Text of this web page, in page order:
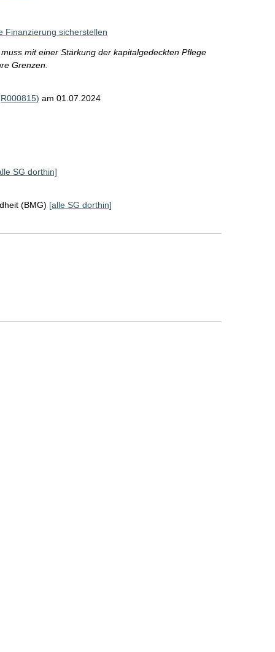
Finanzierung sicherstellen
mit einer Stärkung der kapitalgedeckten Pflege
Grenzen.
am 01.07.2024
SG dorthin]
(BMG) [alle SG dorthin]